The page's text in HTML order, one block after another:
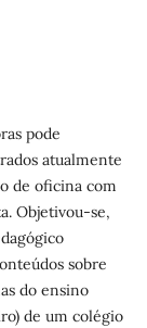
pode
atualmente
de oficina com
Objetivou-se,
sobre
do ensino
de um colégio